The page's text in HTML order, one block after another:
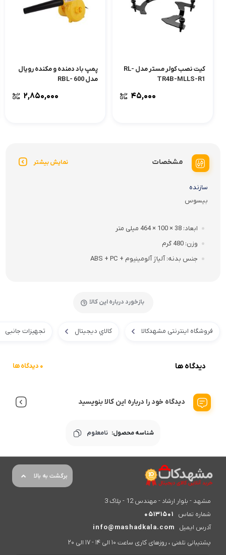
کیت نصب کولر مستر مدل RL-
TR4B-MLLS-R1
۴۵,۰۰۰
پمپ باد دمنده و مکنده رویال
مدل RBL- 600
۲,۸۵۰,۰۰۰
مشخصات نمایش بیشتر
سازنده
بیسوس
ابعاد 38 × 100 × 464 میلی متر
وزن 480 گرم
جنس بدنه آلیاژ آلومینیوم + ABS + PC
بازخورد درباره این کالا
فروشگاه اینترنتی مشهدکالا کالاي ديجيتال تجهیزات جانبی
دیدگاه ها 0 دیدگاه ها
دیدگاه خود را درباره این کالا بنویسید
شناسه محصول: نامعلوم
برگشت به بالا
مشهد - بلوار ارشاد - مهندس 12 - پلاک 3
شماره تماس
05131501
آدرس ایمیل
info@mashadkala.com
پشتیبانی تلفنی ، روزهای کاری ساعت 10 الی 14 - 17 الی 20